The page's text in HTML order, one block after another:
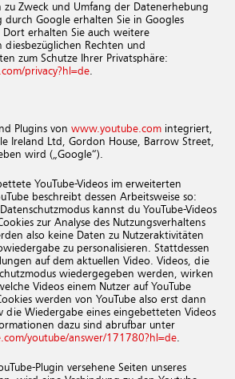
Zweck und Umfang der Datenerhebung
Google erhalten Sie in Googles
Dort erhalten Sie auch weitere
diesbezüglichen Rechten und
zum Schutze Ihrer Privatsphäre:
privacy?hl=de.
Plugins von www.youtube.com integriert,
Ireland Ltd, Gordon House, Barrow Street,
wird („Google“).
YouTube-Videos im erweiterten
beschreibt dessen Arbeitsweise so:
kannst du YouTube-Videos
zur Analyse des Nutzungsverhaltens
also keine Daten zu Nutzeraktivitäten
zu personalisieren. Stattdessen
auf dem aktuellen Video. Videos, die
wiedergegeben werden, wirken
Videos einem Nutzer auf YouTube
werden von YouTube also erst dann
die Wiedergabe eines eingebetteten Videos
dazu sind abrufbar unter
youtube/answer/171780?hl=de
Plugin versehene Seiten unseres